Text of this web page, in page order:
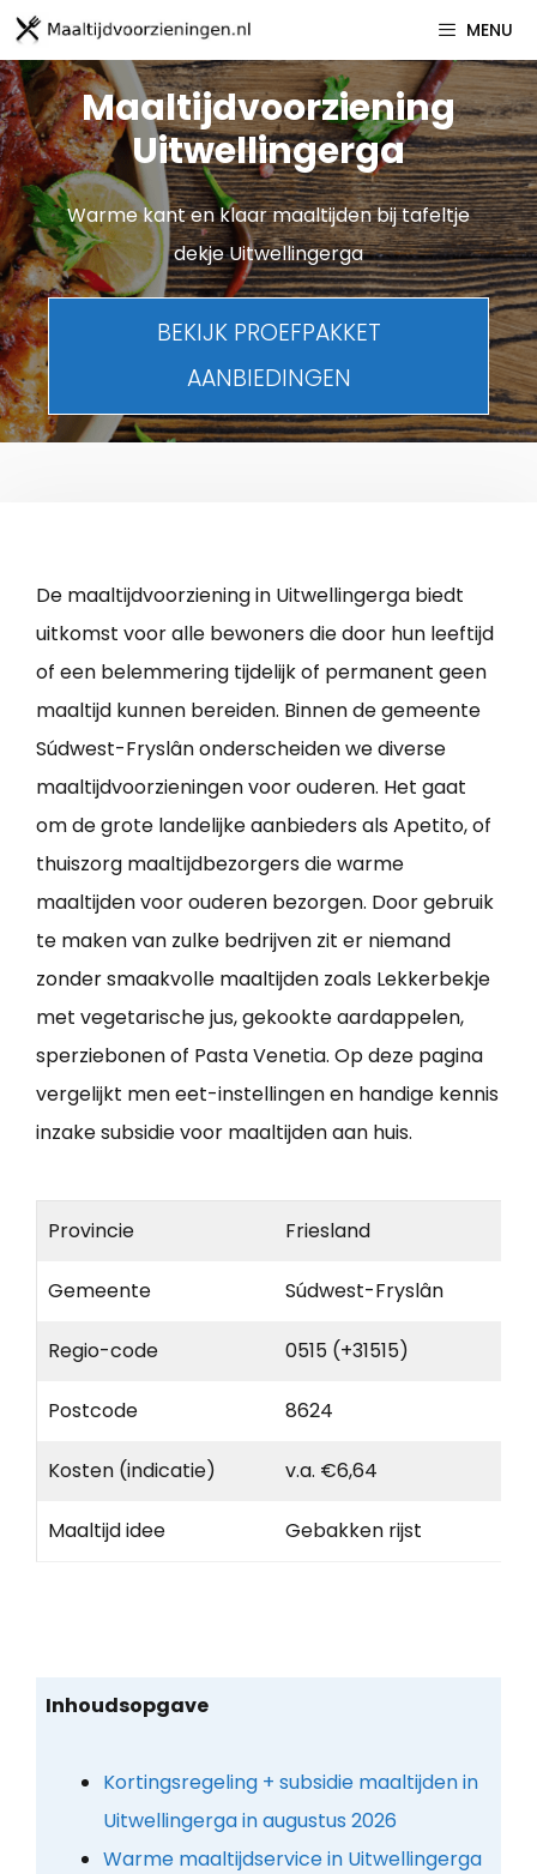
Spring
naar
inhoud
MENU
Maaltijdvoorziening
Uitwellingerga
Warme kant en klaar maaltijden bij tafeltje
dekje Uitwellingerga
BEKIJK PROEFPAKKET
AANBIEDINGEN
De maaltijdvoorziening in Uitwellingerga biedt
uitkomst voor alle bewoners die door hun leeftijd
of een belemmering tijdelijk of permanent geen
maaltijd kunnen bereiden. Binnen de gemeente
Súdwest-Fryslân onderscheiden we diverse
maaltijdvoorzieningen voor ouderen. Het gaat
om de grote landelijke aanbieders als Apetito, of
thuiszorg maaltijdbezorgers die warme
maaltijden voor ouderen bezorgen. Door gebruik
te maken van zulke bedrijven zit er niemand
zonder smaakvolle maaltijden zoals Lekkerbekje
met vegetarische jus, gekookte aardappelen,
sperziebonen of Pasta Venetia. Op deze pagina
vergelijkt men eet-instellingen en handige kennis
inzake subsidie voor maaltijden aan huis.
Provincie Friesland
Gemeente Súdwest-Fryslân
Regio-code 0515 (+31515)
Postcode 8624
Kosten (indicatie) v.a. €6,64
Maaltijd idee Gebakken rijst
Inhoudsopgave
Kortingsregeling + subsidie maaltijden in
Uitwellingerga in augustus 2026
Warme maaltijdservice in Uitwellingerga